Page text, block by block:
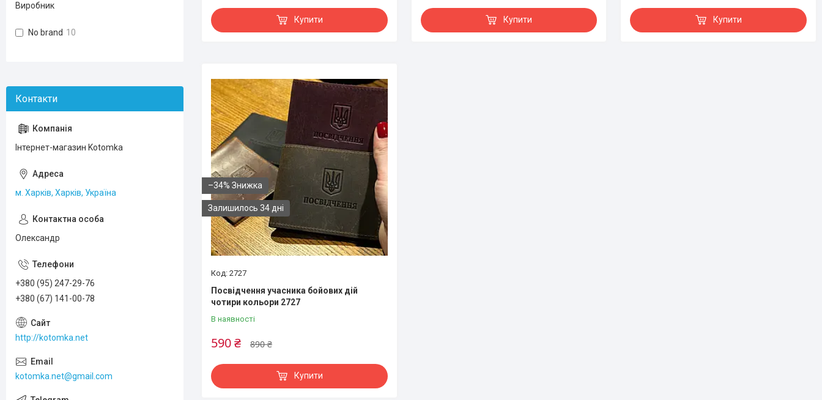
Купити Купити Купити
–34%
Залишилось 34 дні
2727
Посвідчення учасника бойових дій
чотири кольори 2727
В наявності
890 ₴
590 ₴
Купити
Виробник
No brand 10
Інтернет-магазин Kotomka
м. Харків, Харків, Україна
Олександр
+380 (95) 247-29-76
+380 (67) 141-00-78
http://kotomka.net
kotomka.net@gmail.com